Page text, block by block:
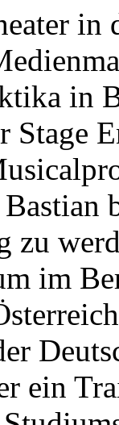
in
Stage
zu
im
ein